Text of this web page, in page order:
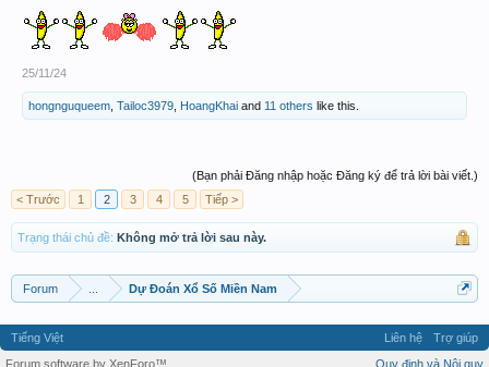
25/11/24
hongnguqueem Tailoc3979 HoangKhai and 11 others like this.
(Bạn phải Đăng nhập hoặc Đăng ký để trả lời bài viết.)
< Trước
1 2 3 4 5 Tiếp >
Trạng thái chủ đề: Không mở trả lời sau này.
Forum Dự Đoán Xổ Số Miền Nam
Tiếng Việt Liên hệ
Trợ giúp
Quy định và Nội quy
Forum software by XenForo™